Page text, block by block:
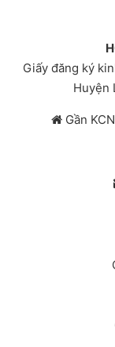
Giấy đăng ký
Huyện
Gần